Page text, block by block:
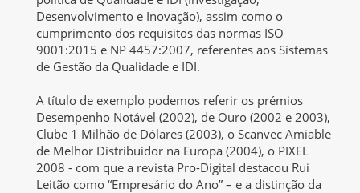
Desenvolvimento e Inovação), assim como o
cumprimento dos requisitos das normas ISO
9001:2015 e NP 4457:2007, referentes aos Sistemas
de Gestão da Qualidade e IDI.
A título de exemplo podemos referir os prémios
Desempenho Notável (2002), de Ouro (2002 e 2003),
Clube 1 Milhão de Dólares (2003), o Scanvec Amiable
de Melhor Distribuidor na Europa (2004), o PIXEL
2008 - com que a revista Pro-Digital destacou Rui
Leitão como “Empresário do Ano” – e a distinção da